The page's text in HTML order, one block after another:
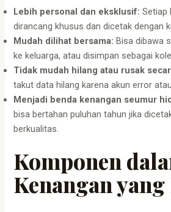
Lebih personal dan eksklusif: Setiap
dirancang khusus dan dicetak dengan
Mudah dilihat bersama: Bisa dibawa
ke keluarga, atau disimpan sebagai
Tidak mudah hilang atau rusak
takut data hilang karena akun error
Menjadi benda kenangan seumur
bisa bertahan puluhan tahun jika
berkualitas.
Komponen
Kenangan